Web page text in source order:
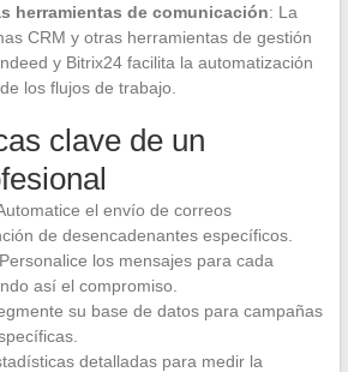
herramientas de comunicación: La
CRM y otras herramientas de gestión
y Bitrix24 facilita la automatización
los flujos de trabajo.
clave de un
el envío de correos
de desencadenantes específicos.
los mensajes para cada
así el compromiso.
su base de datos para campañas
detalladas para medir la